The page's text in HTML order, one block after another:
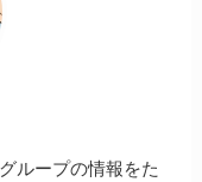
ループの情報をた